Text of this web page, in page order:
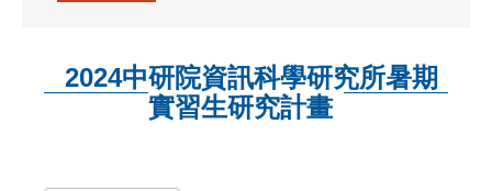
所 2024中研院資訊科學研究所暑期
實習生研究計畫